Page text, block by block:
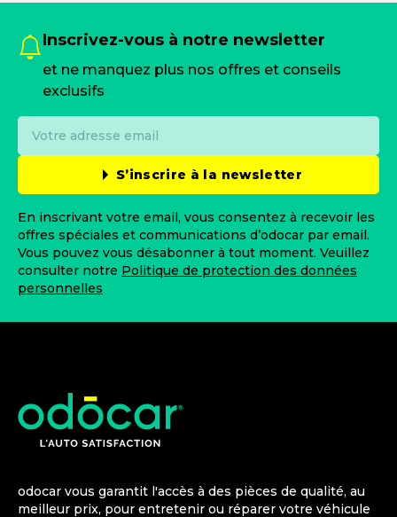
Inscrivez-vous à notre newsletter
et ne manquez plus nos offres et conseils
exclusifs
S’inscrire à la newsletter
En inscrivant votre email, vous consentez à recevoir les
offres spéciales et communications d’odocar par email.
Vous pouvez vous désabonner à tout moment. Veuillez
consulter notre Politique de protection des données
personnelles
odocar vous garantit l'accès à des pièces de qualité, au
meilleur prix, pour entretenir ou réparer votre véhicule